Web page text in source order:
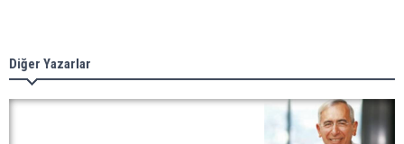
Diğer Yazarlar